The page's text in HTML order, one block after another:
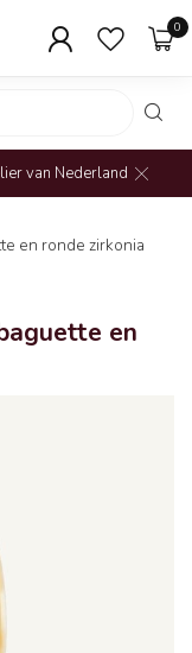
0
van Nederland
en ronde zirkonia
en